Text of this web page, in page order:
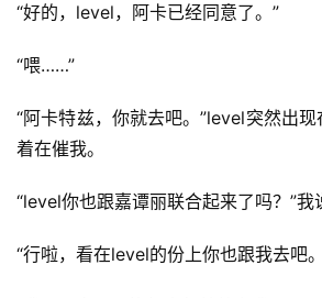
“好的，level，阿卡已经同意了。”
“喂……”
“阿卡特兹，你就去吧。”level突然出
着在催我。
“level你也跟嘉谭丽联合起来了吗？”我
“行啦，看在level的份上你也跟我去吧